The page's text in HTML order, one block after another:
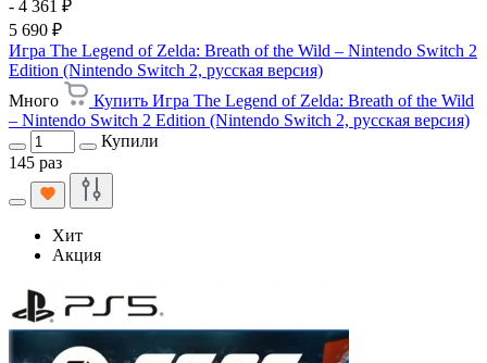
- 4 361 ₽
5 690 ₽
Игра The Legend of Zelda: Breath of the Wild – Nintendo Switch 2
Edition (Nintendo Switch 2, русская версия)
Много
Купить Игра The Legend of Zelda: Breath of the Wild
– Nintendo Switch 2 Edition (Nintendo Switch 2, русская версия)
Купили
145 раз
Хит
Акция